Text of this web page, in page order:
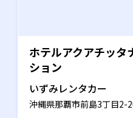
ホテルアクアチッタ
ション
いずみレンタカー
沖縄県那覇市前島3丁目2-